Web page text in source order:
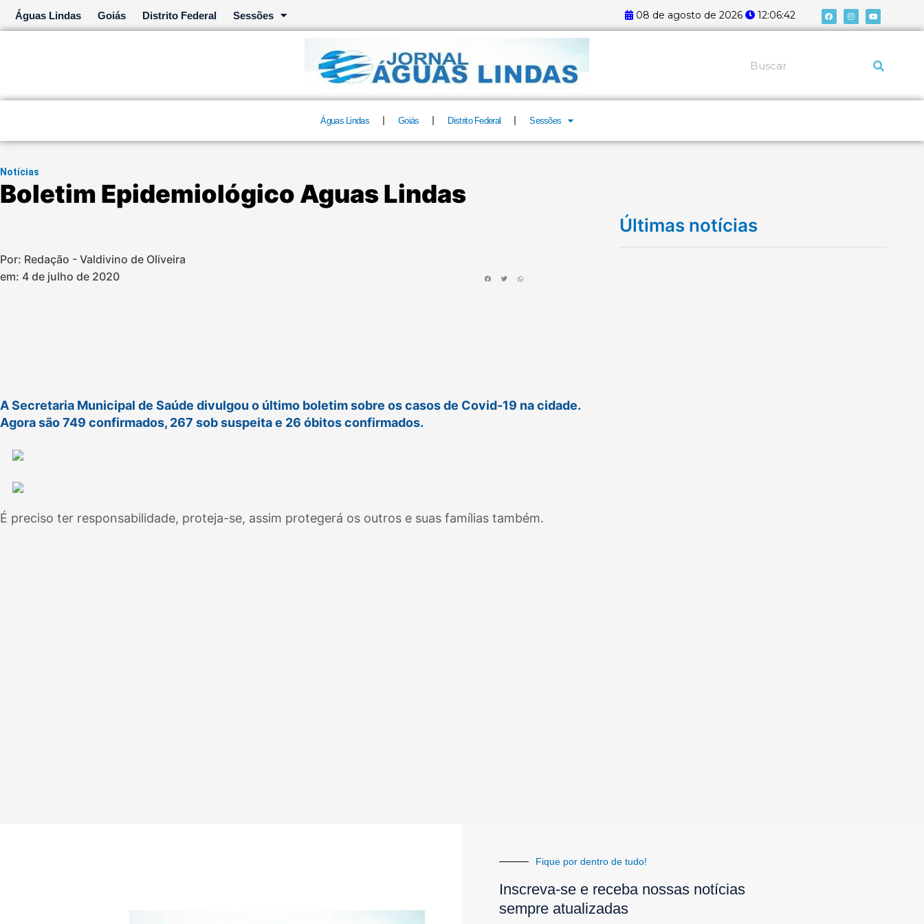
para
Águas Lindas Goiás Distrito Federal Sessões 08 de agosto de 2026 12:06:42 F
a
c
e
I
n
s
t
Y
o
u
t
Pesquisar
Águas Lindas Goiás Distrito Federal Sessões
Notícias
Boletim Epidemiológico Aguas Lindas
Por: Redação - Valdivino de Oliveira
em: 4 de julho de 2020
A Secretaria Municipal de Saúde divulgou o último boletim sobre os casos de Covid-19 na cidade.
Agora são 749 confirmados, 267 sob suspeita e 26 óbitos confirmados.
É preciso ter responsabilidade, proteja-se, assim protegerá os outros e suas famílias também.
Últimas notícias
Fique por dentro de tudo!
Inscreva-se e receba nossas notícias
sempre atualizadas